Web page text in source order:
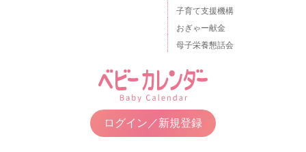
子育て支援機構
おぎゃー献金
母子栄養懇話会
ログイン／新規登録